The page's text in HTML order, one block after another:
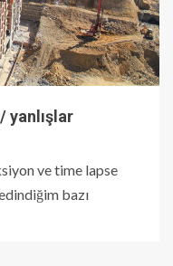
yanlışlar
ve time lapse
bazı